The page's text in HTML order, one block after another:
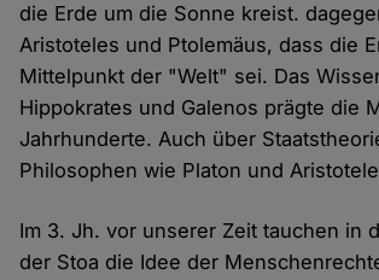
die Erde um die Sonne kreist.
Aristoteles und Ptolemäus, dass die
Mittelpunkt der "Welt" sei. Das
Hippokrates und Galenos prägte die
Jahrhunderte. Auch über
Philosophen wie Platon und
Im 3. Jh. vor unserer Zeit tauchen in
der Stoa die Idee der